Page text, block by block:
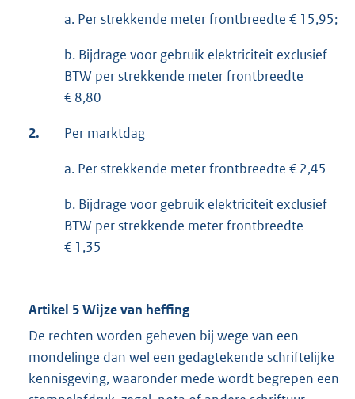
a. Per strekkende meter frontbreedte € 15,95;
b. Bijdrage voor gebruik elektriciteit exclusief
BTW per strekkende meter frontbreedte
€ 8,80
2. Per marktdag
a. Per strekkende meter frontbreedte € 2,45
b. Bijdrage voor gebruik elektriciteit exclusief
BTW per strekkende meter frontbreedte
€ 1,35
Artikel 5 Wijze van heffing
De rechten worden geheven bij wege van een
mondelinge dan wel een gedagtekende schriftelijke
kennisgeving, waaronder mede wordt begrepen een